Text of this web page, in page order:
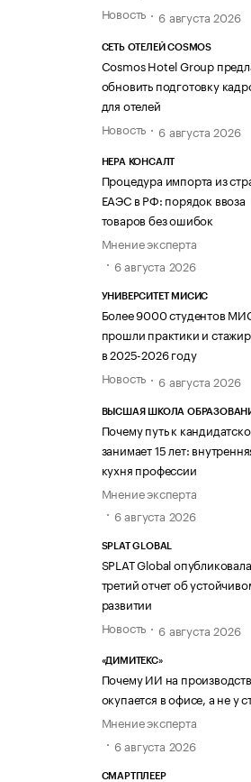
Новость
6 августа 2026
СЕТЬ ОТЕЛЕЙ COSMOS
Cosmos Hotel Group
обновить подготовку
для отелей
Новость
6 августа 2026
НЕРА КОНСАЛТ
Процедура импорта из
ЕАЭС в РФ: порядок ввоза
товаров без ошибок
Мнение эксперта
6 августа 2026
УНИВЕРСИТЕТ МИСИС
Более 9000 студентов
прошли практики и
в 2025-2026 году
Новость
6 августа 2026
ВЫСШАЯ ШКОЛА
Почему путь к
занимает 15 лет:
кухня профессии
Мнение эксперта
6 августа 2026
SPLAT GLOBAL
SPLAT Global опубликовала
третий отчет об
развитии
Новость
6 августа 2026
«ДИМИТЕКС»
Почему ИИ на
окупается в офисе, а не у
Мнение эксперта
6 августа 2026
СМАРТПЛЕЕР